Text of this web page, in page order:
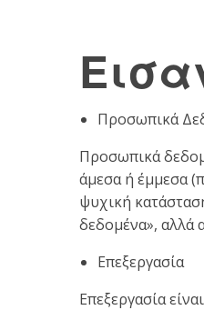
Προσωπικά
Προσωπικά
άμεσα ή έμμεσα
ψυχική
δεδομένα», αλλά
Επεξεργασία
Επεξεργασία